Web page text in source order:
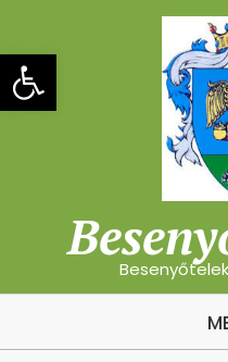
Eszköztár megnyitása
content